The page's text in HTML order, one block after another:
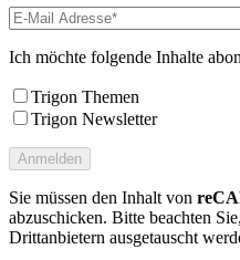
Ich möchte folgende Inhalte
Trigon Themen
Trigon Newsletter
Sie müssen den Inhalt von
abzuschicken. Bitte beachten
Drittanbietern ausgetauscht